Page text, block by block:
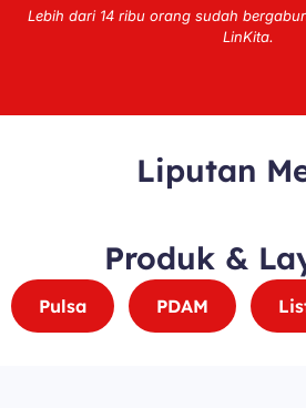
Lebih dari 14 ribu orang sudah
LinKita.
Liputan
Produk &
Pulsa PDAM